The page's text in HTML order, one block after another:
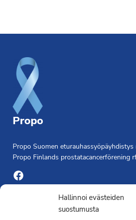
Hallinnoi evästeiden
suostumusta
Propo
Propo Suomen eturauhassyöpäyhdistys
Propo Finlands prostatacancerförening
Facebook
Yhdistyksen toimisto